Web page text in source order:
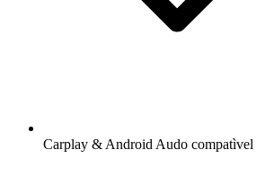
Carplay & Android Audo compatìvel